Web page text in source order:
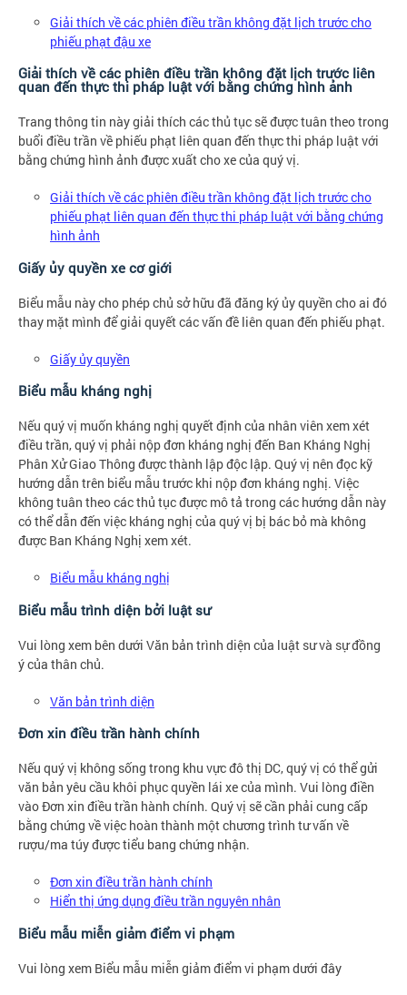
Giải thích về các phiên điều trần không đặt lịch trước cho
phiếu phạt đậu xe
Giải thích về các phiên điều trần không đặt lịch trước liên
quan đến thực thi pháp luật với bằng chứng hình ảnh
Trang thông tin này giải thích các thủ tục sẽ được tuân theo trong
buổi điều trần về phiếu phạt liên quan đến thực thi pháp luật với
bằng chứng hình ảnh được xuất cho xe của quý vị.
Giải thích về các phiên điều trần không đặt lịch trước cho
phiếu phạt liên quan đến thực thi pháp luật với bằng chứng
hình ảnh
Giấy ủy quyền xe cơ giới
Biểu mẫu này cho phép chủ sở hữu đã đăng ký ủy quyền cho ai đó
thay mặt mình để giải quyết các vấn đề liên quan đến phiếu phạt.
Giấy ủy quyền
Biểu mẫu kháng nghị
Nếu quý vị muốn kháng nghị quyết định của nhân viên xem xét
điều trần, quý vị phải nộp đơn kháng nghị đến Ban Kháng Nghị
Phân Xử Giao Thông được thành lập độc lập. Quý vị nên đọc kỹ
hướng dẫn trên biểu mẫu trước khi nộp đơn kháng nghị. Việc
không tuân theo các thủ tục được mô tả trong các hướng dẫn này
có thể dẫn đến việc kháng nghị của quý vị bị bác bỏ mà không
được Ban Kháng Nghị xem xét.
Biểu mẫu kháng nghị
Biểu mẫu trình diện bởi luật sư
Vui lòng xem bên dưới Văn bản trình diện của luật sư và sự đồng
ý của thân chủ.
Văn bản trình diện
Đơn xin điều trần hành chính
Nếu quý vị không sống trong khu vực đô thị DC, quý vị có thể gửi
văn bản yêu cầu khôi phục quyền lái xe của mình. Vui lòng điền
vào Đơn xin điều trần hành chính. Quý vị sẽ cần phải cung cấp
bằng chứng về việc hoàn thành một chương trình tư vấn về
rượu/ma túy được tiểu bang chứng nhận.
Đơn xin điều trần hành chính
Hiển thị ứng dụng điều trần nguyên nhân
Biểu mẫu miễn giảm điểm vi phạm
Vui lòng xem Biểu mẫu miễn giảm điểm vi phạm dưới đây